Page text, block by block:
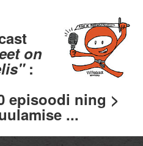
on
:
episoodi ning >
...